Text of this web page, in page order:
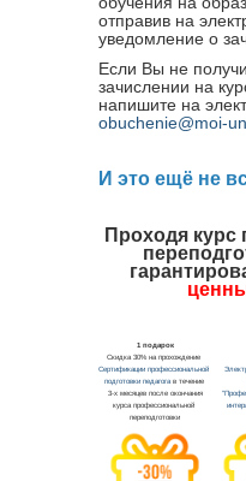
отправив на
уведомление о
Если Вы не
зачислении на
напишите на
obuchenie@moi-
И это ещё не
Проходя